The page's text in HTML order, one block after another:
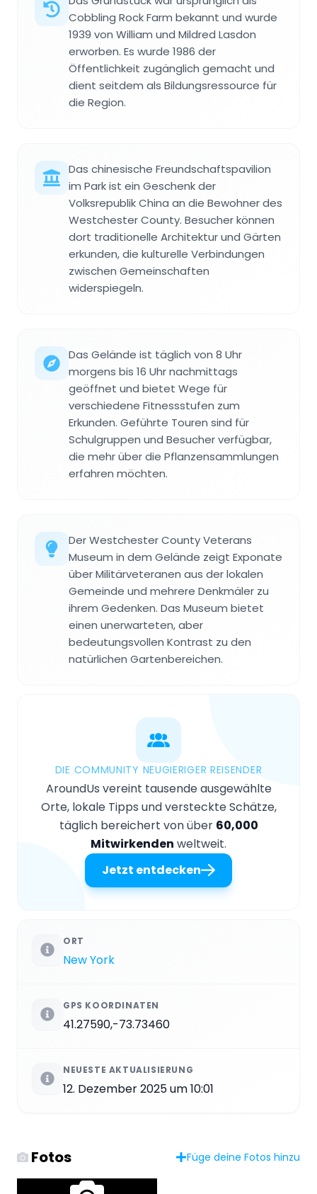
Cobbling Rock Farm bekannt und wurde
1939 von William und Mildred Lasdon
erworben. Es wurde 1986 der
Öffentlichkeit zugänglich gemacht und
dient seitdem als Bildungsressource für
die Region.
Das chinesische Freundschaftspavilion
im Park ist ein Geschenk der
Volksrepublik China an die Bewohner des
Westchester County. Besucher können
dort traditionelle Architektur und Gärten
erkunden, die kulturelle Verbindungen
zwischen Gemeinschaften
widerspiegeln.
Das Gelände ist täglich von 8 Uhr
morgens bis 16 Uhr nachmittags
geöffnet und bietet Wege für
verschiedene Fitnessstufen zum
Erkunden. Geführte Touren sind für
Schulgruppen und Besucher verfügbar,
die mehr über die Pflanzensammlungen
erfahren möchten.
Der Westchester County Veterans
Museum in dem Gelände zeigt Exponate
über Militärveteranen aus der lokalen
Gemeinde und mehrere Denkmäler zu
ihrem Gedenken. Das Museum bietet
einen unerwarteten, aber
bedeutungsvollen Kontrast zu den
natürlichen Gartenbereichen.
DIE COMMUNITY NEUGIERIGER REISENDER
AroundUs vereint tausende ausgewählte
Orte, lokale Tipps und versteckte Schätze,
täglich bereichert von über 60,000
Mitwirkenden weltweit.
Jetzt entdecken
ORT
New York
GPS KOORDINATEN
41.27590,-73.73460
NEUESTE AKTUALISIERUNG
12. Dezember 2025 um 10:01
Fotos Füge deine Fotos hinzu